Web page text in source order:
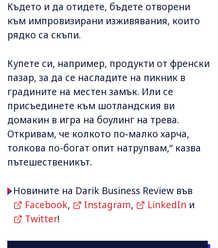
Където и да отидете, бъдете отворени
към импровизирани изживявания, които
рядко са скъпи.
Купете си, например, продукти от френски
пазар, за да се насладите на пикник в
градините на местен замък. Или се
присъединете към шотландския ви
домакин в игра на боулинг на трева.
Откривам, че колкото по-малко харча,
толкова по-богат опит натрупвам,“ казва
пътешественикът.
Новините на Darik Business Review във
Facebook, Instagram, LinkedIn и
Twitter!